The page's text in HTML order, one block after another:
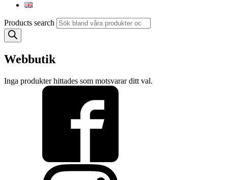
Products search
Webbutik
Inga produkter hittades som motsvarar ditt val.